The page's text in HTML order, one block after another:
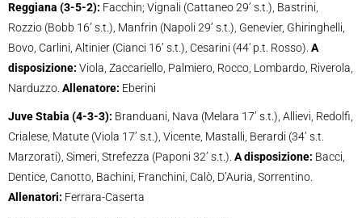
Reggiana (3-5-2): Facchin; Vignali (Cattaneo 29’ s.t.), Bastrini,
Rozzio (Bobb 16’ s.t.), Manfrin (Napoli 29’ s.t.), Genevier, Ghiringhelli,
Bovo, Carlini, Altinier (Cianci 16’ s.t.), Cesarini (44′ p.t. Rosso). A
disposizione: Viola, Zaccariello, Palmiero, Rocco, Lombardo, Riverola,
Narduzzo. Allenatore: Eberini
Juve Stabia (4-3-3): Branduani, Nava (Melara 17’ s.t.), Allievi, Redolfi,
Crialese, Matute (Viola 17’ s.t.), Vicente, Mastalli, Berardi (34’ s.t.
Marzorati), Simeri, Strefezza (Paponi 32’ s.t.). A disposizione: Bacci,
Dentice, Canotto, Bachini, Franchini, Calò, D’Auria, Sorrentino.
Allenatori: Ferrara-Caserta